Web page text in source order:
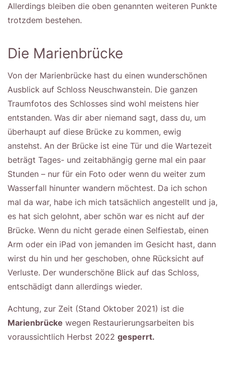
Allerdings bleiben die oben genannten weiteren Punkte
trotzdem bestehen.
Die Marienbrücke
Von der Marienbrücke hast du einen wunderschönen
Ausblick auf Schloss Neuschwanstein. Die ganzen
Traumfotos des Schlosses sind wohl meistens hier
entstanden. Was dir aber niemand sagt, dass du, um
überhaupt auf diese Brücke zu kommen, ewig
anstehst. An der Brücke ist eine Tür und die Wartezeit
beträgt Tages- und zeitabhängig gerne mal ein paar
Stunden – nur für ein Foto oder wenn du weiter zum
Wasserfall hinunter wandern möchtest. Da ich schon
mal da war, habe ich mich tatsächlich angestellt und ja,
es hat sich gelohnt, aber schön war es nicht auf der
Brücke. Wenn du nicht gerade einen Selfiestab, einen
Arm oder ein iPad von jemanden im Gesicht hast, dann
wirst du hin und her geschoben, ohne Rücksicht auf
Verluste. Der wunderschöne Blick auf das Schloss,
entschädigt dann allerdings wieder.
Achtung, zur Zeit (Stand Oktober 2021) ist die
Marienbrücke wegen Restaurierungsarbeiten bis
voraussichtlich Herbst 2022 gesperrt.